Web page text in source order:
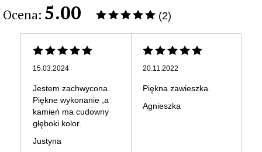
Ocena: 5.00 (2)
15.03.2024
Jestem zachwycona.
Piękne wykonanie ,a
kamień ma cudowny
głęboki kolor.
Justyna
20.11.2022
Piękna zawieszka.
Agnieszka